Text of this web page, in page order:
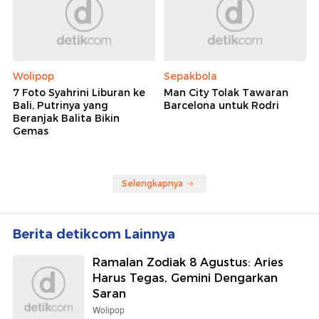
Wolipop
7 Foto Syahrini Liburan ke
Bali, Putrinya yang
Beranjak Balita Bikin
Gemas
Sepakbola
Man City Tolak Tawaran
Barcelona untuk Rodri
Selengkapnya
Berita detikcom Lainnya
Ramalan Zodiak 8 Agustus: Aries
Harus Tegas, Gemini Dengarkan
Saran
Wolipop